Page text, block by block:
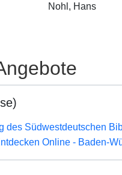
Nohl, Hans
des Südwestdeutschen
Online - Baden-